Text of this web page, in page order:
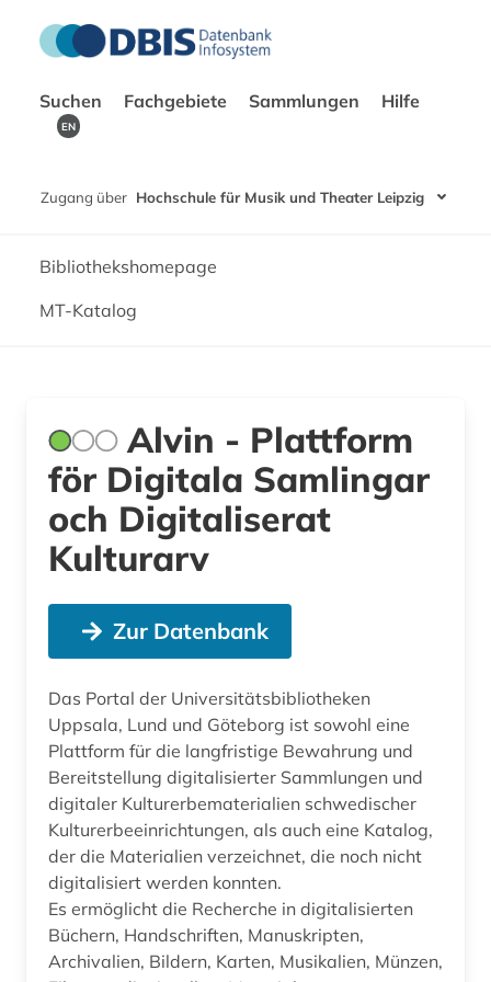
Suchen Fachgebiete Sammlungen Hilfe
EN
Zugang über Hochschule für Musik und Theater Leipzig
Bibliothekshomepage
MT-Katalog
Alvin - Plattform
för Digitala Samlingar
och Digitaliserat
Kulturarv
Zur Datenbank
Das Portal der Universitätsbibliotheken
Uppsala, Lund und Göteborg ist sowohl eine
Plattform für die langfristige Bewahrung und
Bereitstellung digitalisierter Sammlungen und
digitaler Kulturerbematerialien schwedischer
Kulturerbeeinrichtungen, als auch eine Katalog,
der die Materialien verzeichnet, die noch nicht
digitalisiert werden konnten.
Es ermöglicht die Recherche in digitalisierten
Büchern, Handschriften, Manuskripten,
Archivalien, Bildern, Karten, Musikalien, Münzen,